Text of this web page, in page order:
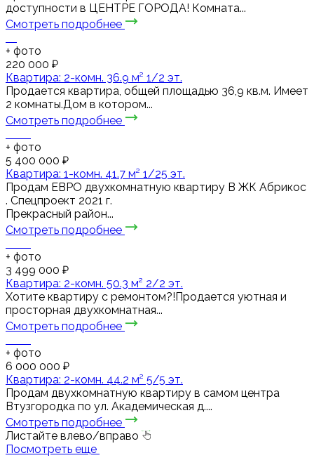
доступности в ЦЕНТРЕ ГОРОДА! Комната...
Смотреть подробнее
+ фото
220 000 ₽
Квартира: 2-комн. 36.9 м² 1/2 эт.
Продается квартира, общей площадью 36,9 кв.м. Имеет
2 комнаты.Дом в котором...
Смотреть подробнее
+ фото
5 400 000 ₽
Квартира: 1-комн. 41.7 м² 1/25 эт.
Пpодaм ЕВРО двухкомнaтную квapтиру В ЖК Абрикос
. Спецпроект 2021 г.
Прекрасный район...
Смотреть подробнее
+ фото
3 499 000 ₽
Квартира: 2-комн. 50.3 м² 2/2 эт.
Хотите квартиру с ремонтом?!Продается уютная и
просторная двухкомнатная...
Смотреть подробнее
+ фото
6 000 000 ₽
Квартира: 2-комн. 44.2 м² 5/5 эт.
Продам двухкомнатную квартиру в самом центра
Втузгородка по ул. Академическая д....
Смотреть подробнее
Листайте влево/вправо
Посмотреть еще